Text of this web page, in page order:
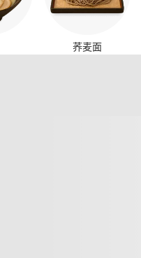
荞麦面